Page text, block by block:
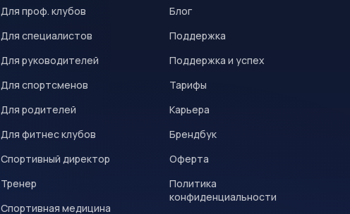
Для проф. клубов
Для специалистов
Для руководителей
Для спортсменов
Для родителей
Для фитнес клубов
Спортивный директор
Тренер
Спортивная медицина
Блог
Поддержка
Поддержка и успех
Тарифы
Карьера
Брендбук
Оферта
Политика
конфиденциальности